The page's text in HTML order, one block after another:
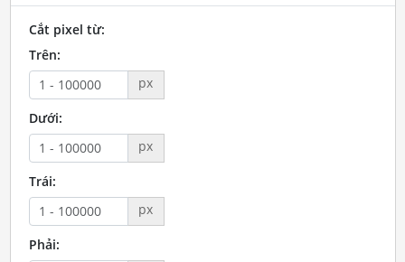
Cắt pixel từ:
Trên:
px
Dưới:
px
Trái:
px
Phải: